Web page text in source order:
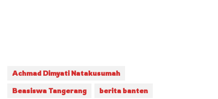
Achmad Dimyati Natakusumah
Beasiswa Tangerang berita banten